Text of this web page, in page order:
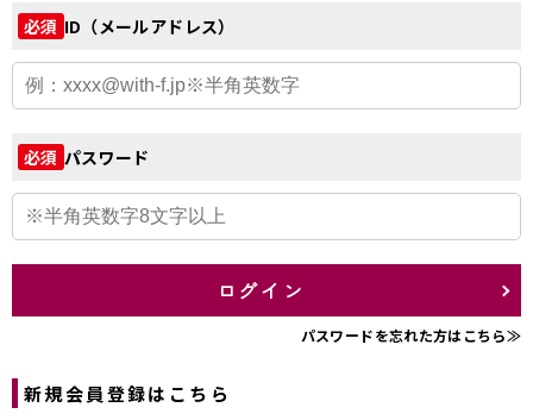
必須 ID（メールアドレス）
必須 パスワード
ログイン
パスワードを忘れた方はこちら≫
新規会員登録はこちら